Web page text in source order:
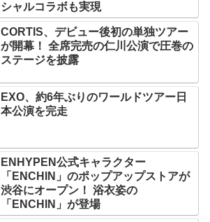
シャルコラボも実現
CORTIS、デビュー後初の単独ツアー
が開幕！ 全席完売の仁川公演で圧巻の
ステージを披露
EXO、約6年ぶりのワールドツアー日
本公演を完走
ENHYPEN公式キャラクター
「ENCHIN」のポップアップストアが
渋谷にオープン！ 浴衣姿の
「ENCHIN」が登場